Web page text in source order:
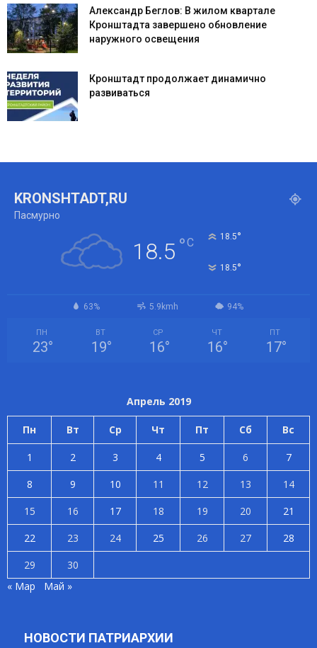
Александр Беглов: В жилом квартале
Кронштадта завершено обновление
наружного освещения
Кронштадт продолжает динамично
развиваться
KRONSHTADT,RU
Пасмурно
18.5 °C 18.5°
18.5°
63% 5.9kmh 94%
ПН
23°
ВТ
19°
СР
16°
ЧТ
16°
ПТ
17°
Апрель 2019
Пн Вт Ср Чт Пт Сб Вс
1 2 3 4 5 6
7
8
9 10 11 12 13
14
15
16 17 18 19 20
21
22
23 24 25 26 27
28
29
30
« Мар
Май »
НОВОСТИ ПАТРИАРХИИ